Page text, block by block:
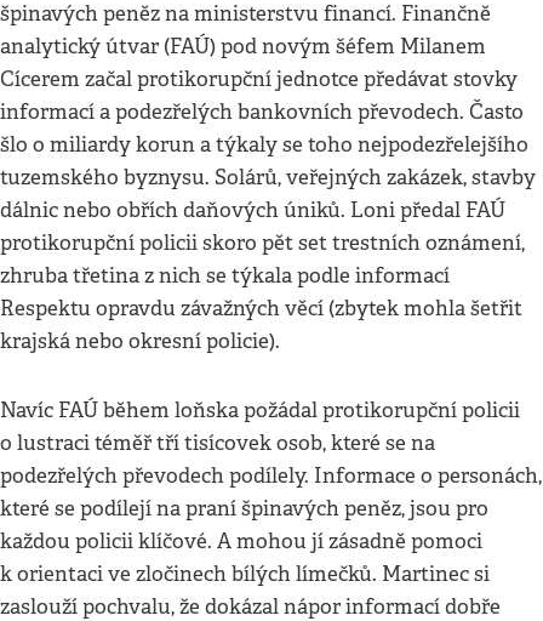
špinavých peněz na ministerstvu financí. Finančně
analytický útvar (FAÚ) pod novým šéfem Milanem
Cícerem začal protikorupční jednotce předávat stovky
informací a podezřelých bankovních převodech. Často
šlo o miliardy korun a týkaly se toho nejpodezřelejšího
tuzemského byznysu. Solárů, veřejných zakázek, stavby
dálnic nebo obřích daňových úniků. Loni předal FAÚ
protikorupční policii skoro pět set trestních oznámení,
zhruba třetina z nich se týkala podle informací
Respektu opravdu závažných věcí (zbytek mohla šetřit
krajská nebo okresní policie).
Navíc FAÚ během loňska požádal protikorupční policii
o lustraci téměř tří tisícovek osob, které se na
podezřelých převodech podílely. Informace o personách,
které se podílejí na praní špinavých peněz, jsou pro
každou policii klíčové. A mohou jí zásadně pomoci
k orientaci ve zločinech bílých límečků. Martinec si
zaslouží pochvalu, že dokázal nápor informací dobře